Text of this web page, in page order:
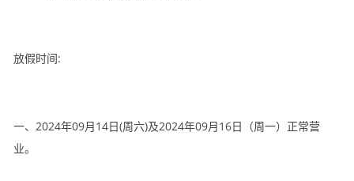
放假时间:
一、 2024年09月14日(周六)及2024年09月16日（周一）正常营
业。